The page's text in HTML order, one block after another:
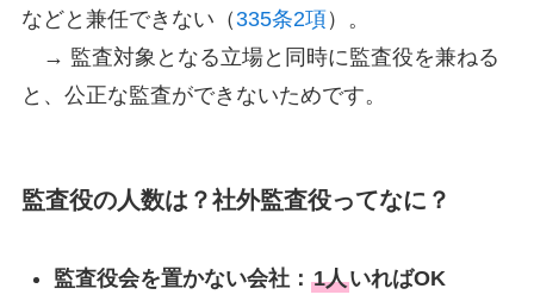
などと兼任できない（ 335条2項）。
→ 監査対象となる立場と同時に監査役を兼ねる
と、公正な監査ができないためです。
監査役の人数は？社外監査役ってなに？
監査役会を置かない会社： 1人いればOK